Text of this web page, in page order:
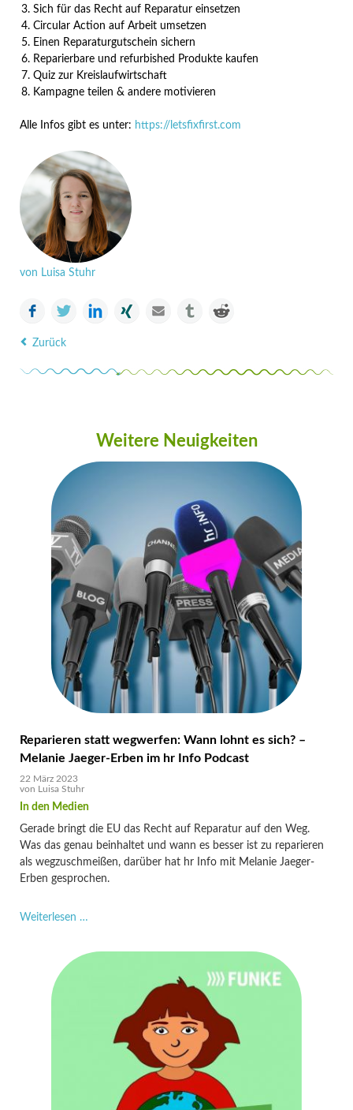
Sich für das Recht auf Reparatur einsetzen
Circular Action auf Arbeit umsetzen
Einen Reparaturgutschein sichern
Reparierbare und refurbished Produkte kaufen
Quiz zur Kreislaufwirtschaft
Kampagne teilen & andere motivieren
Alle Infos gibt es unter: https://letsfixfirst.com
von Luisa Stuhr
FacebookTwitter LinkedInXing E-mail tumblr
Zurück
Weitere Neuigkeiten
Reparieren statt wegwerfen: Wann lohnt es sich? –
Melanie Jaeger-Erben im hr Info Podcast
22 März 2023
von Luisa Stuhr
Gerade bringt die EU das Recht auf Reparatur auf den Weg.
Was das genau beinhaltet und wann es besser ist zu reparieren
als wegzuschmeißen, darüber hat hr Info mit Melanie Jaeger-
Erben gesprochen.
Weiterlesen …Reparieren
wegwerfen: